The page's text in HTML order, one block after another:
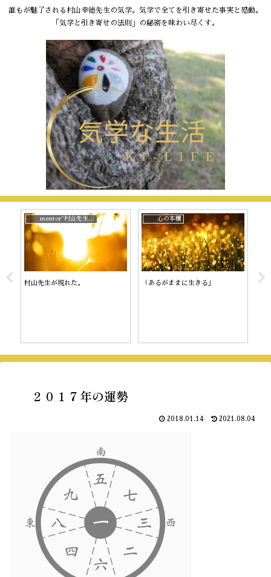
誰もが魅了される村山幸徳先生の気学。気学で全てを引き寄せた事実と感動。
「気学と引き寄せの法則」の秘密を味わい尽くす。
mentor~村山先生と。
村山先生が現れた。
心の本棚
「あるがままに生きる」 陰
２０１７年の運勢
2018.01.14 2021.08.04